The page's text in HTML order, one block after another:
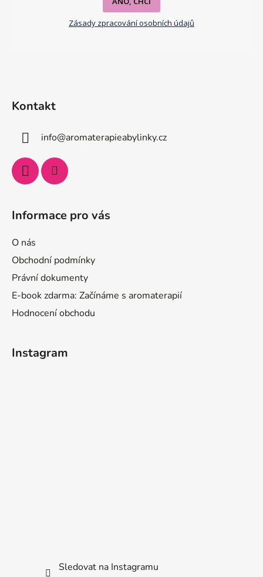
Zásady zpracování osobních údajů
Kontakt
info@aromaterapieabylinky.cz
Informace pro vás
O nás
Obchodní podmínky
Právní dokumenty
E-book zdarma: Začínáme s aromaterapií
Hodnocení obchodu
Instagram
Sledovat na Instagramu